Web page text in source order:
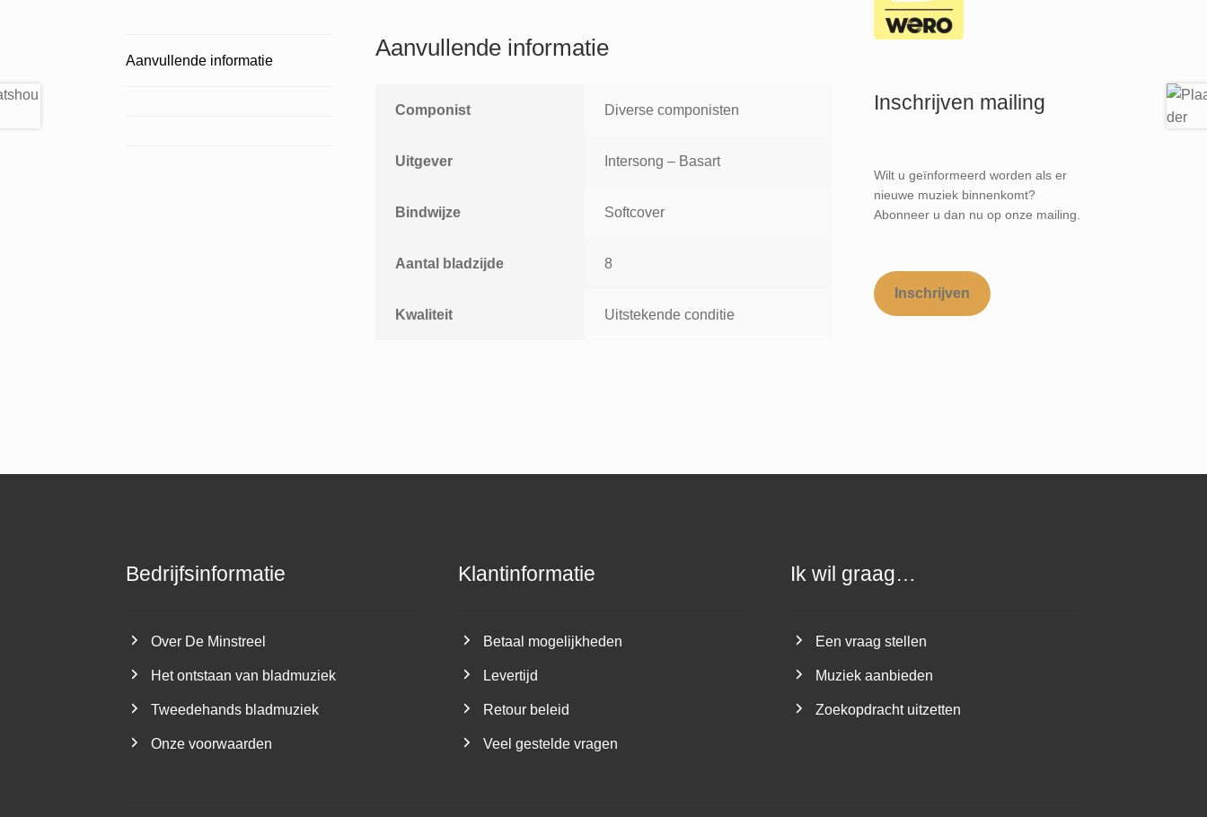
say
happy
Aanvullende informatie
Aanvullende informatie
Componist Diverse componisten
Uitgever Intersong – Basart
Bindwijze Softcover
Aantal bladzijde 8
Kwaliteit Uitstekende conditie
Inschrijven mailing
Wilt u geïnformeerd worden als er
nieuwe muziek binnenkomt?
Abonneer u dan nu op onze mailing.
Inschrijven
Bedrijfsinformatie
Over De Minstreel
Het ontstaan van bladmuziek
Tweedehands bladmuziek
Onze voorwaarden
Klantinformatie
Betaal mogelijkheden
Levertijd
Retour beleid
Veel gestelde vragen
Ik wil graag…
Een vraag stellen
Muziek aanbieden
Zoekopdracht uitzetten